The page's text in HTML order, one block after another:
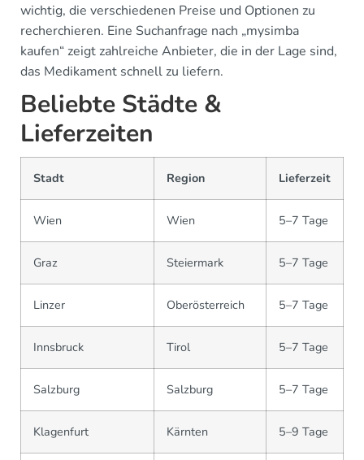
wichtig, die verschiedenen Preise und Optionen zu
recherchieren. Eine Suchanfrage nach „mysimba
kaufen“ zeigt zahlreiche Anbieter, die in der Lage sind,
das Medikament schnell zu liefern.
Beliebte Städte &
Lieferzeiten
Stadt Region Lieferzeit
Wien Wien 5–7 Tage
Graz Steiermark 5–7 Tage
Linzer Oberösterreich 5–7 Tage
Innsbruck Tirol 5–7 Tage
Salzburg Salzburg 5–7 Tage
Klagenfurt Kärnten 5–9 Tage